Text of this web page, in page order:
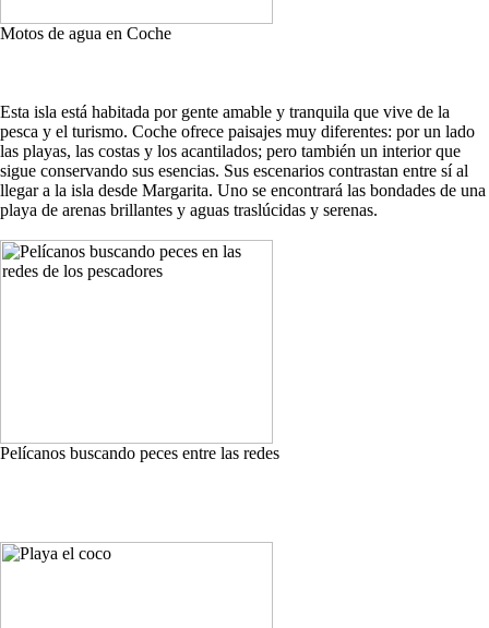
Motos de agua en Coche
Esta isla está habitada por gente amable y tranquila que vive de la
pesca y el turismo. Coche ofrece paisajes muy diferentes: por un lado
las playas, las costas y los acantilados; pero también un interior que
sigue conservando sus esencias. Sus escenarios contrastan entre sí al
llegar a la isla desde Margarita. Uno se encontrará las bondades de una
playa de arenas brillantes y aguas traslúcidas y serenas.
Pelícanos buscando peces entre las redes